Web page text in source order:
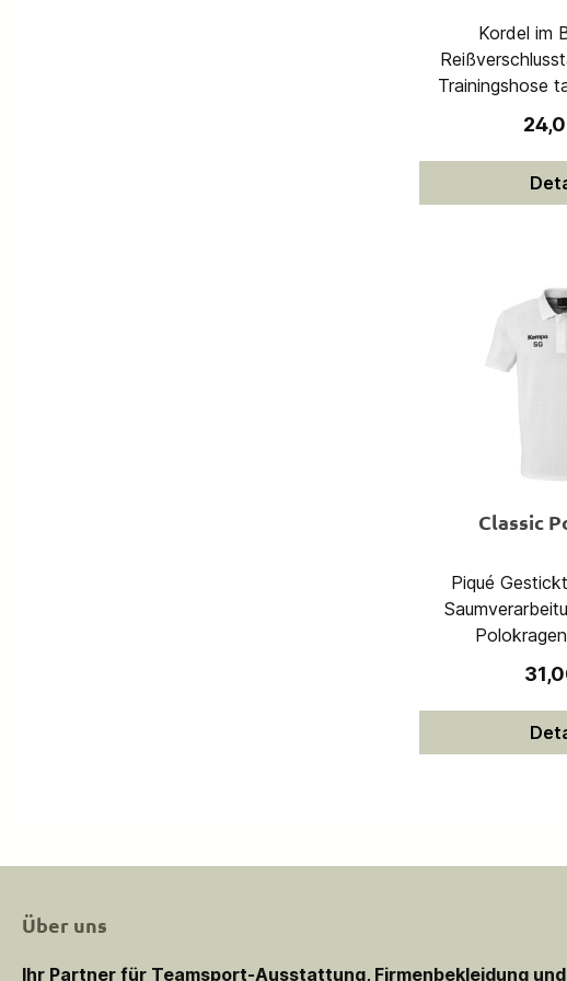
Kordel im
Trainingshose taillierter Schnitt
Reisverschluss
des
Classic
Piqué Gestickter Schriftzug
Über uns
Ihr Partner für Teamsport-Ausstattung, Firmenbekleidung und